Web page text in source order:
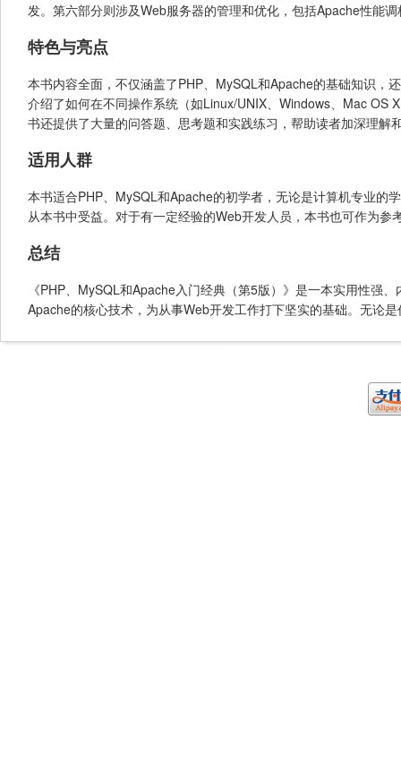
发。第六部分则涉及Web服务器的管理和优化，包括Apache性能
特色与亮点
本书内容全面，不仅涵盖了PHP、MySQL和Apache的基础知识，
介绍了如何在不同操作系统（如Linux/UNIX、Windows、Mac OS
书还提供了大量的问答题、思考题和实践练习，帮助读者加深理解
适用人群
本书适合PHP、MySQL和Apache的初学者，无论是计算机专业的
从本书中受益。对于有一定经验的Web开发人员，本书也可作为
总结
《PHP、MySQL和Apache入门经典（第5版）》是一本实用性强
Apache的核心技术，为从事Web开发工作打下坚实的基础。无论